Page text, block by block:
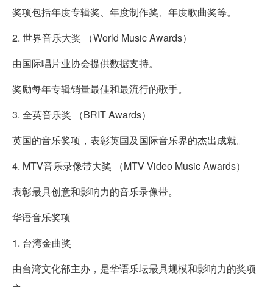
奖项包括年度专辑奖、年度制作奖、年度歌曲奖等。
2. 世界音乐大奖 （World Music Awards）
由国际唱片业协会提供数据支持。
奖励每年专辑销量最佳和最流行的歌手。
3. 全英音乐奖 （BRIT Awards）
英国的音乐奖项，表彰英国及国际音乐界的杰出成就。
4. MTV音乐录像带大奖 （MTV Video Music Awards）
表彰最具创意和影响力的音乐录像带。
华语音乐奖项
1. 台湾金曲奖
由台湾文化部主办，是华语乐坛最具规模和影响力的奖项